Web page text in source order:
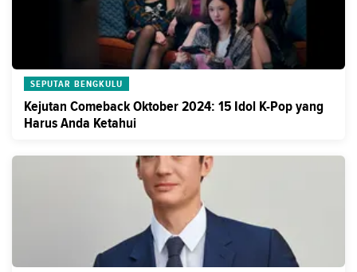
SEPUTAR BENGKULU
Kejutan Comeback Oktober 2024: 15 Idol K-Pop yang
Harus Anda Ketahui